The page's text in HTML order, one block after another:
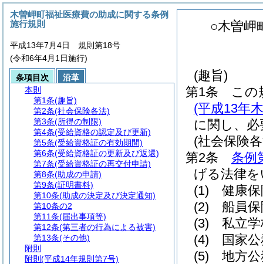
○木曽岬
(趣旨)
第1条
この
(平成13年
に関し、
(社会保険
第2条
条例
げる法律
(1)
健康
(2)
船員
(3)
私立
(4)
国家
(5)
地方
木曽岬町福祉医療費の助成に関する条例
施行規則
平成13年7月4日 規則第18号
(令和6年4月1日施行)
条項目次
沿革
本則
第1条(趣旨)
第2条(社会保険各法)
第3条(所得の制限)
第4条(受給資格の認定及び更新)
第5条(受給資格証の有効期間)
第6条(受給資格証の更新及び返還)
第7条(受給資格証の再交付申請)
第8条(助成の申請)
第9条(証明書料)
第10条(助成の決定及び決定通知)
第10条の2
第11条(届出事項等)
第12条(第三者の行為による被害)
第13条(その他)
附則
附則 (平成14年規則第7号)